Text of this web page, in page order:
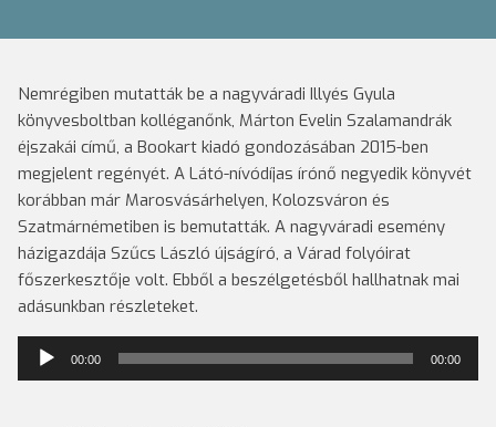
Nemrégiben mutatták be a nagyváradi Illyés Gyula
könyvesboltban kolléganőnk, Márton Evelin Szalamandrák
éjszakái című, a Bookart kiadó gondozásában 2015-ben
megjelent regényét. A Látó-nívódíjas írónő negyedik könyvét
korábban már Marosvásárhelyen, Kolozsváron és
Szatmárnémetiben is bemutatták. A nagyváradi esemény
házigazdája Szűcs László újságíró, a Várad folyóirat
főszerkesztője volt. Ebből a beszélgetésből hallhatnak mai
adásunkban részleteket.
Audió
lejátszó
00:00 00:00